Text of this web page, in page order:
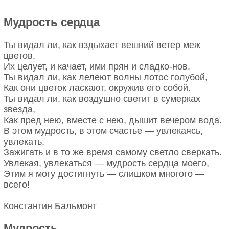
стратегия — мобилизоваться в ответ на удар
судьбы.
13. Валентина Терешкова, космонавт
Не стоит недооценивать «непрофильные»
таланты.
49. Единственный способ сохранить здоровье —
это есть то, чего не хочешь, пить то, чего не
50. Путешествия гибельны для предрассудков,
фанатизма и ограниченности, поэтому многим
людям они так остро необходимы. Нельзя прийти к
широким, здравым и терпимым взглядам на людей
и на вещи, прозябая всю жизнь в одном
маленьком уголке Земли.
Мудрость сердца
Ты видал ли, как вздыхает вешний ветер меж
цветов,
Их целует, и качает, ими прян и сладко-нов.
Ты видал ли, как лелеют волны лотос голубой,
Как они цветок ласкают, окружив его собой.
Ты видал ли, как воздушно светит в сумерках
звезда,
Как пред нею, вместе с нею, дышит вечером вода.
В этом мудрость, в этом счастье — увлекаясь,
увлекать,
Зажигать и в то же время самому светло сверкать.
Увлекая, увлекаться — мудрость сердца моего,
Этим я могу достигнуть — слишком многого —
всего!
Константин Бальмонт